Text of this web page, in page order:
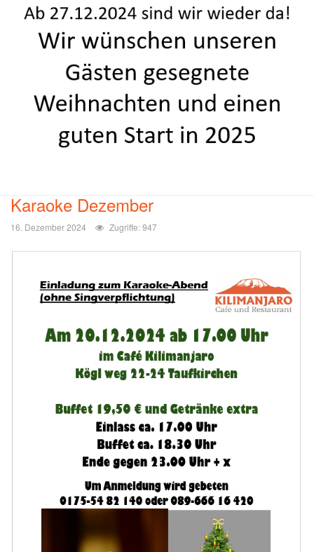
Karaoke Dezember
16. Dezember 2024 Zugriffe: 947